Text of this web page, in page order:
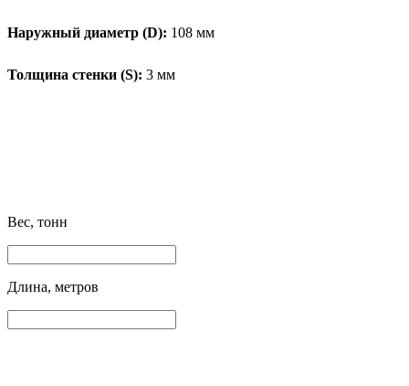
Наружный диаметр (D): 108 мм
Толщина стенки (S): 3 мм
Вес, тонн
Длина, метров